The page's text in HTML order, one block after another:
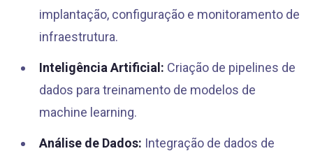
implantação, configuração e monitoramento de
infraestrutura.
Inteligência Artificial: Criação de pipelines de
dados para treinamento de modelos de
machine learning.
Análise de Dados: Integração de dados de